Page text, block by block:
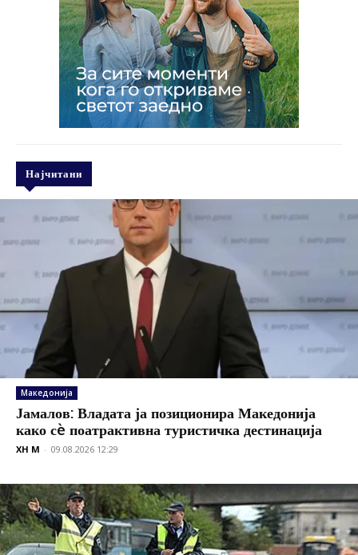
Најчитани
Македонија
Јамалов: Владата ја позиционира Македонија
како сè поатрактивна туристичка дестинација
XH M - 09.08.2026 12:29